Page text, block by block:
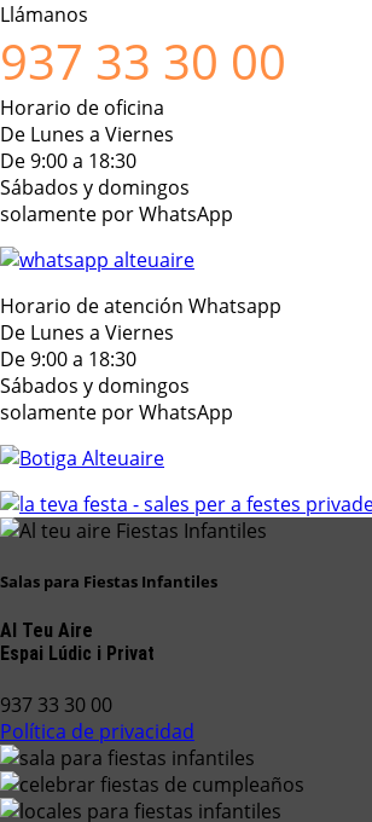
Llámanos
937 33 30 00
Horario de oficina
De Lunes a Viernes
De 9:00 a 18:30
Sábados y domingos
solamente por WhatsApp
Horario de atención Whatsapp
De Lunes a Viernes
De 9:00 a 18:30
Sábados y domingos
solamente por WhatsApp
Salas para Fiestas Infantiles
Al Teu Aire
Espai Lúdic i Privat
937 33 30 00
Política de privacidad